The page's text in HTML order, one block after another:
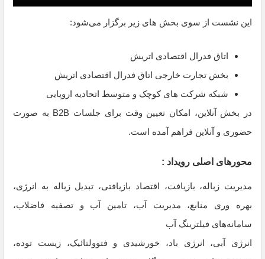
این نشست از سوی بخش های زیر برگزار می‌شود:
اتاق فدرال اقتصادی اتریش
بخش تجارت خارجی اتاق فدرال اقتصادی اتریش
شبکه شرکت های کوچک و متوسط اتحادیه اروپایی
در بخش آنلاین، امکان تعیین وقت برای جلسات B2B به صورت
حضوری و آنلاین فراهم آمده است.
محورهای اصلی رویداد :
مدیریت زباله، بازیافت، اقتصاد بازیافتی، تبدیل زباله به انرژی،
بهره وری منابع، مدیریت آب، تامین آب و تصفیه فاضلاب،
سامانه‌های فیلترینگ آب
انرژی آبی، انرژی باد، خورشیدی و فتوولتائیک، زیست توده،